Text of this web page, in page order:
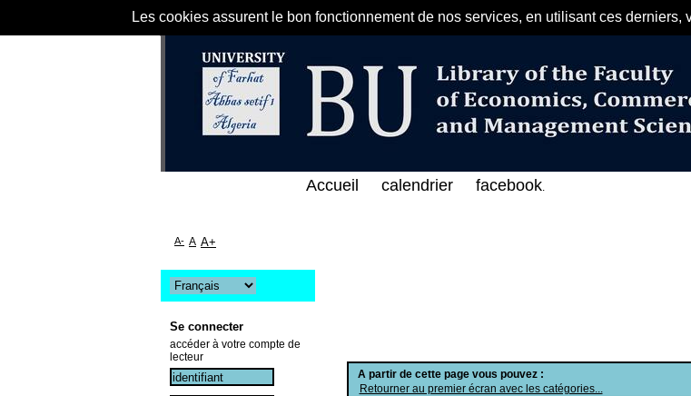
Les cookies assurent le bon fonctionnement de nos services, en utilisant ces
مرحبا بكم في الفهرس الإلكتروني على الخط المباشر لمكتبة كلية العلوم الاقتصادية و
A partir de cette page vous pouvez :
Retourner au premier écran avec les catégories...
Accueil calendrier facebook.
A- A A+
Se connecter
accéder à votre compte de
lecteur